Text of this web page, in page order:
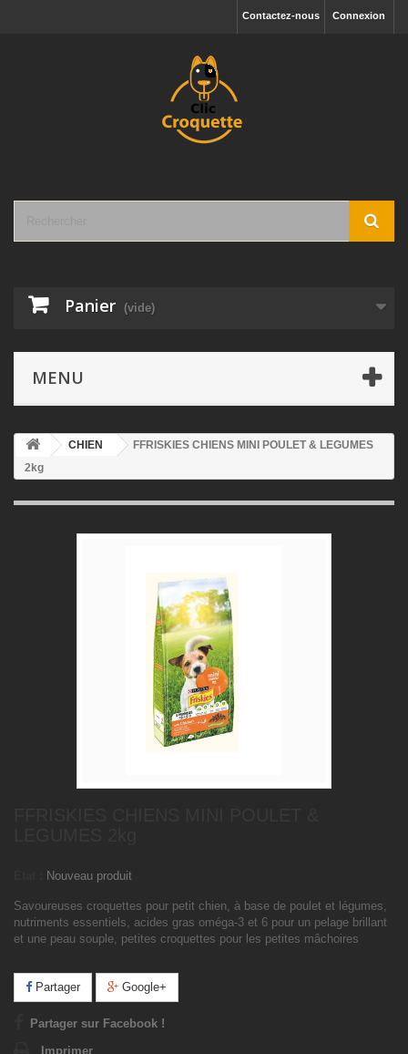
Connexion
Contactez-nous
Panier (vide)
MENU
CHIEN
FFRISKIES CHIENS MINI POULET & LEGUMES
2kg
Nouveau produit
Savoureuses croquettes pour petit chien, à base de poulet et légumes,
nutriments essentiels, acides gras oméga-3 et 6 pour un pelage brillant
et une peau souple, petites croquettes pour les petites mâchoires
Partager Google+
Partager sur Facebook !
Imprimer